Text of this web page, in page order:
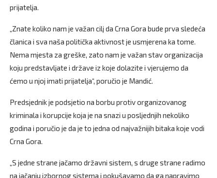
prijatelja.
„Znate koliko nam je važan cilj da Crna Gora bude prva sledeća
članica i sva naša politička aktivnost je usmjerena ka tome.
Nema mjesta za greške, zato nam je važan stav organizacija
koju predstavljate i države iz koje dolazite i vjerujemo da
ćemo u njoj imati prijatelja“, poručio je Mandić.
Predsjednik je podsjetio na borbu protiv organizovanog
kriminala i korupcije koja je na snazi u posljednjih nekoliko
godina i poručio je da je to jedna od najvažnijih bitaka koje vodi
Crna Gora.
„S jedne strane jačamo državni sistem, s druge strane radimo
na jačanju izbornog sistema i pokušavamo da ga napravimo